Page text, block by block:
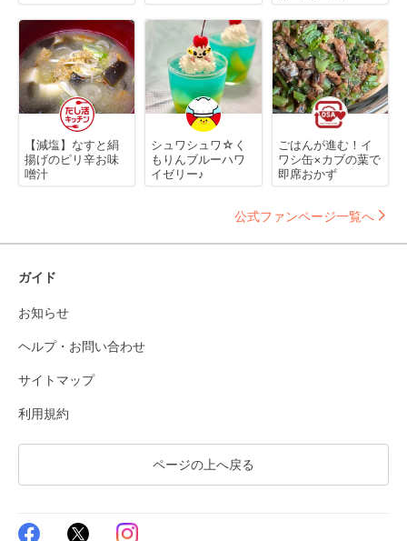
【減塩】なすと絹
揚げのピリ辛お味
噌汁
シュワシュワ☆く
もりんブルーハワ
イゼリー♪
ごはんが進む！イ
ワシ缶×カブの葉で
即席おかず
公式ファンページ一覧へ
ガイド
お知らせ
ヘルプ・お問い合わせ
サイトマップ
利用規約
ページの上へ戻る